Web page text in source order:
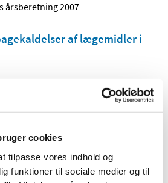
cookies
tilpasse vores indhold og
funktioner til sociale medier og til
årsberetning 2007
af lægemidler i
202 indberetninger om
hvilket er stort set uændret…
andet, at vi opnåede en
med Ministeriet for…